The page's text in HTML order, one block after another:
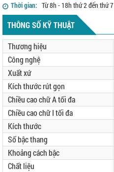
Thời gian: Từ 8h - 18h thứ 2 đến thứ 7
THÔNG SỐ KỸ THUẬT
Thương hiệu
Công nghệ
Xuất xứ
Kích thước rút gọn
Chiều cao chữ A tối đa
Chiều cao chữ I tối đa
Kích thước
Số bậc thang
Khoảng cách bậc
Chất liệu